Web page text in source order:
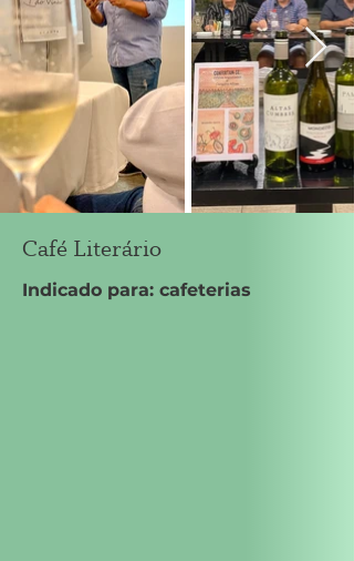
Café Literário
Indicado para: cafeterias